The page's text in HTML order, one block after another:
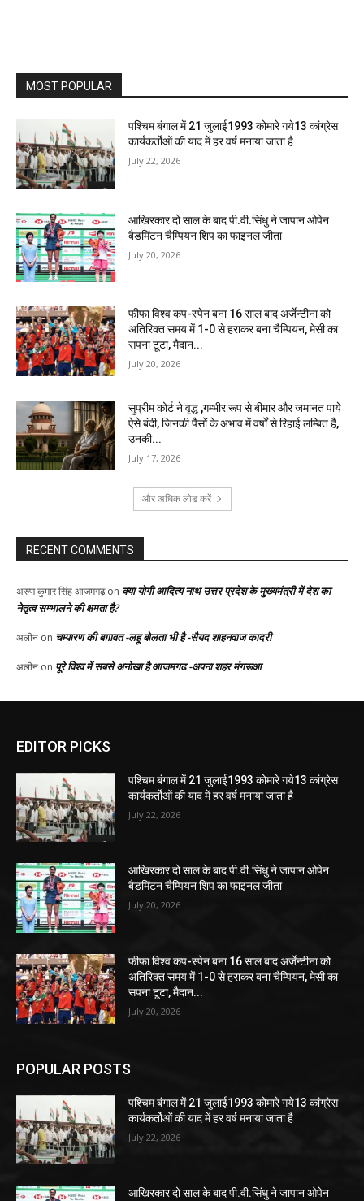
EDITOR PICKS
पश्चिम बंगाल में 21 जुलाई1993 कोमारे गये13 कांग्रेस
कार्यकर्तोओं की याद में हर वर्ष मनाया जाता है
July 22, 2026
आखिरकार दो साल के बाद पी.वी.सिंधु ने जापान ओपेन
बैडमिंटन चैम्पियन शिप का फाइनल जीता
July 20, 2026
फीफा विश्व कप-स्पेन बना 16 साल बाद अर्जेन्टीना को
अतिरिक्त समय में 1-0 से हराकर बना चैम्पियन, मेसी का
सपना टूटा, मैदान...
July 20, 2026
POPULAR POSTS
पश्चिम बंगाल में 21 जुलाई1993 कोमारे गये13 कांग्रेस
कार्यकर्तोओं की याद में हर वर्ष मनाया जाता है
July 22, 2026
आखिरकार दो साल के बाद पी.वी.सिंधु ने जापान ओपेन